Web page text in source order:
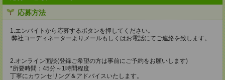
応募方法
1.エンバイトから応募するボタンを押してください。
弊社コーディネーターよりメールもしくはお電話にてご連絡を致します。
2.オンライン面談(登録ご希望の方は事前にご予約をお願いします)
*所要時間：45分～1時間程度
丁寧にカウンセリング＆アドバイスいたします。